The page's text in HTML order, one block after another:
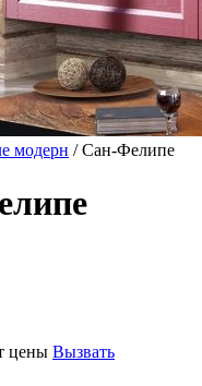
модерн / Сан-Фелипе
цены Вызвать